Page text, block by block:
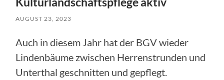
AUGUST 23, 2023
Auch in diesem Jahr hat der BGV wieder
Lindenbäume zwischen Herrenstrunden und
Unterthal geschnitten und gepflegt.